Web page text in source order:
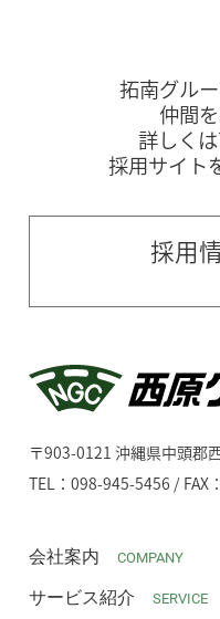
拓南グル
仲間
詳しく
採用サイト
採用
〒903-0121 沖縄県中頭郡
TEL：098-945-5456 / FAX
会社案内 COMPANY
サービス紹介 SERVICE